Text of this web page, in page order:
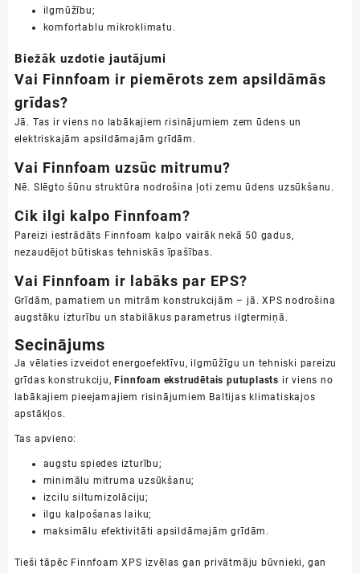
ilgmūžību;
komfortablu mikroklimatu.
Biežāk uzdotie jautājumi
Vai Finnfoam ir piemērots zem apsildāmās
grīdas?
Jā. Tas ir viens no labākajiem risinājumiem zem ūdens un
elektriskajām apsildāmajām grīdām.
Vai Finnfoam uzsūc mitrumu?
Nē. Slēgto šūnu struktūra nodrošina ļoti zemu ūdens uzsūkšanu.
Cik ilgi kalpo Finnfoam?
Pareizi iestrādāts Finnfoam kalpo vairāk nekā 50 gadus,
nezaudējot būtiskas tehniskās īpašības.
Vai Finnfoam ir labāks par EPS?
Grīdām, pamatiem un mitrām konstrukcijām – jā. XPS nodrošina
augstāku izturību un stabilākus parametrus ilgtermiņā.
Secinājums
Ja vēlaties izveidot energoefektīvu, ilgmūžīgu un tehniski pareizu
grīdas konstrukciju, Finnfoam ekstrudētais putuplasts ir viens no
labākajiem pieejamajiem risinājumiem Baltijas klimatiskajos
apstākļos.
Tas apvieno:
augstu spiedes izturību;
minimālu mitruma uzsūkšanu;
izcilu siltumizolāciju;
ilgu kalpošanas laiku;
maksimālu efektivitāti apsildāmajām grīdām.
Tieši tāpēc Finnfoam XPS izvēlas gan privātmāju būvnieki, gan